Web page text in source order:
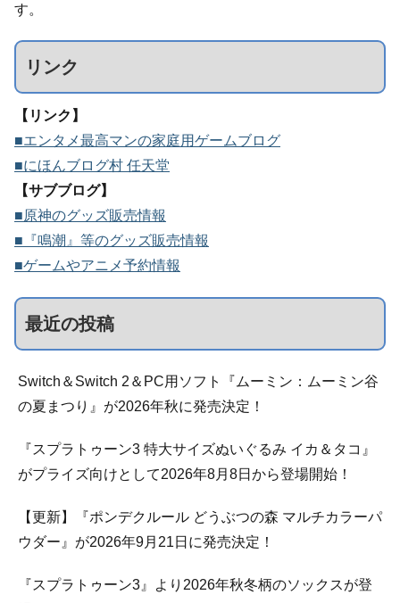
す。
リンク
【リンク】
■エンタメ最高マンの家庭用ゲームブログ
■にほんブログ村 任天堂
【サブブログ】
■原神のグッズ販売情報
■『鳴潮』等のグッズ販売情報
■ゲームやアニメ予約情報
最近の投稿
Switch＆Switch 2＆PC用ソフト『ムーミン：ムーミン谷
の夏まつり』が2026年秋に発売決定！
『スプラトゥーン3 特大サイズぬいぐるみ イカ＆タコ』
がプライズ向けとして2026年8月8日から登場開始！
【更新】『ポンデクルール どうぶつの森 マルチカラーパ
ウダー』が2026年9月21日に発売決定！
『スプラトゥーン3』より2026年秋冬柄のソックスが登